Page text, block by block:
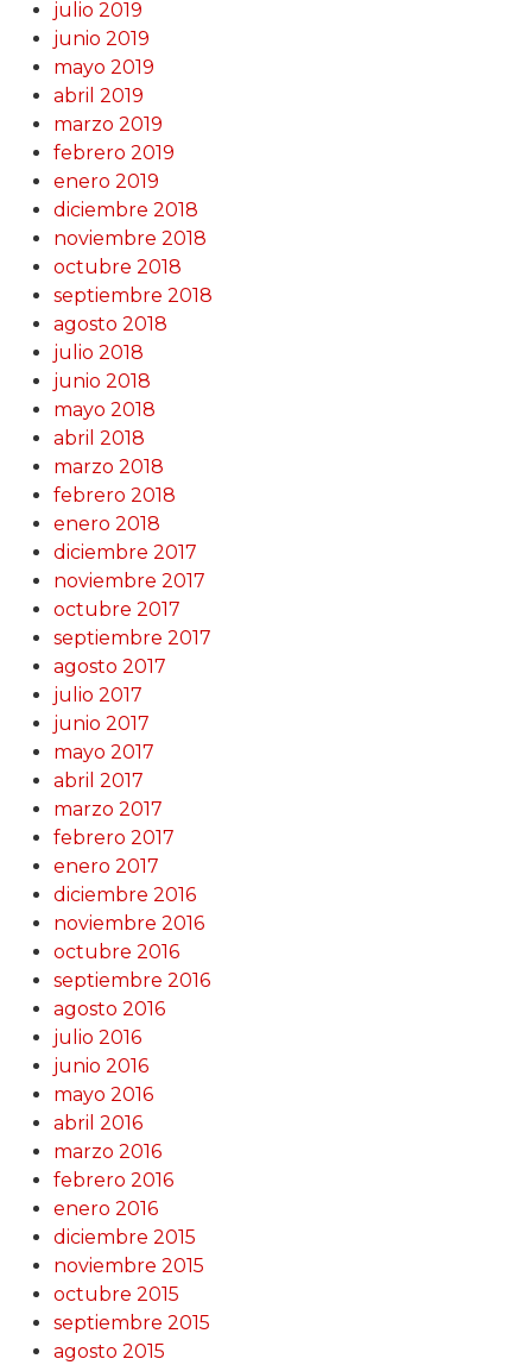
julio 2019
junio 2019
mayo 2019
abril 2019
marzo 2019
febrero 2019
enero 2019
diciembre 2018
noviembre 2018
octubre 2018
septiembre 2018
agosto 2018
julio 2018
junio 2018
mayo 2018
abril 2018
marzo 2018
febrero 2018
enero 2018
diciembre 2017
noviembre 2017
octubre 2017
septiembre 2017
agosto 2017
julio 2017
junio 2017
mayo 2017
abril 2017
marzo 2017
febrero 2017
enero 2017
diciembre 2016
noviembre 2016
octubre 2016
septiembre 2016
agosto 2016
julio 2016
junio 2016
mayo 2016
abril 2016
marzo 2016
febrero 2016
enero 2016
diciembre 2015
noviembre 2015
octubre 2015
septiembre 2015
agosto 2015